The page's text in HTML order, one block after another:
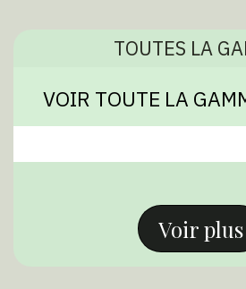
TOUTES LA
VOIR TOUTE LA
Voir plus